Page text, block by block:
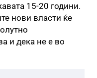
15-20 години.
нови власти ќе
и дека не е во